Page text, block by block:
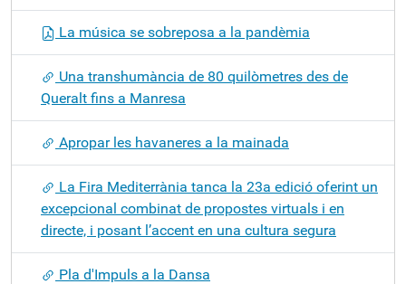
La música se sobreposa a la pandèmia
Una transhumància de 80 quilòmetres des de
Queralt fins a Manresa
Apropar les havaneres a la mainada
La Fira Mediterrània tanca la 23a edició oferint un
excepcional combinat de propostes virtuals i en
directe, i posant l’accent en una cultura segura
Pla d'Impuls a la Dansa